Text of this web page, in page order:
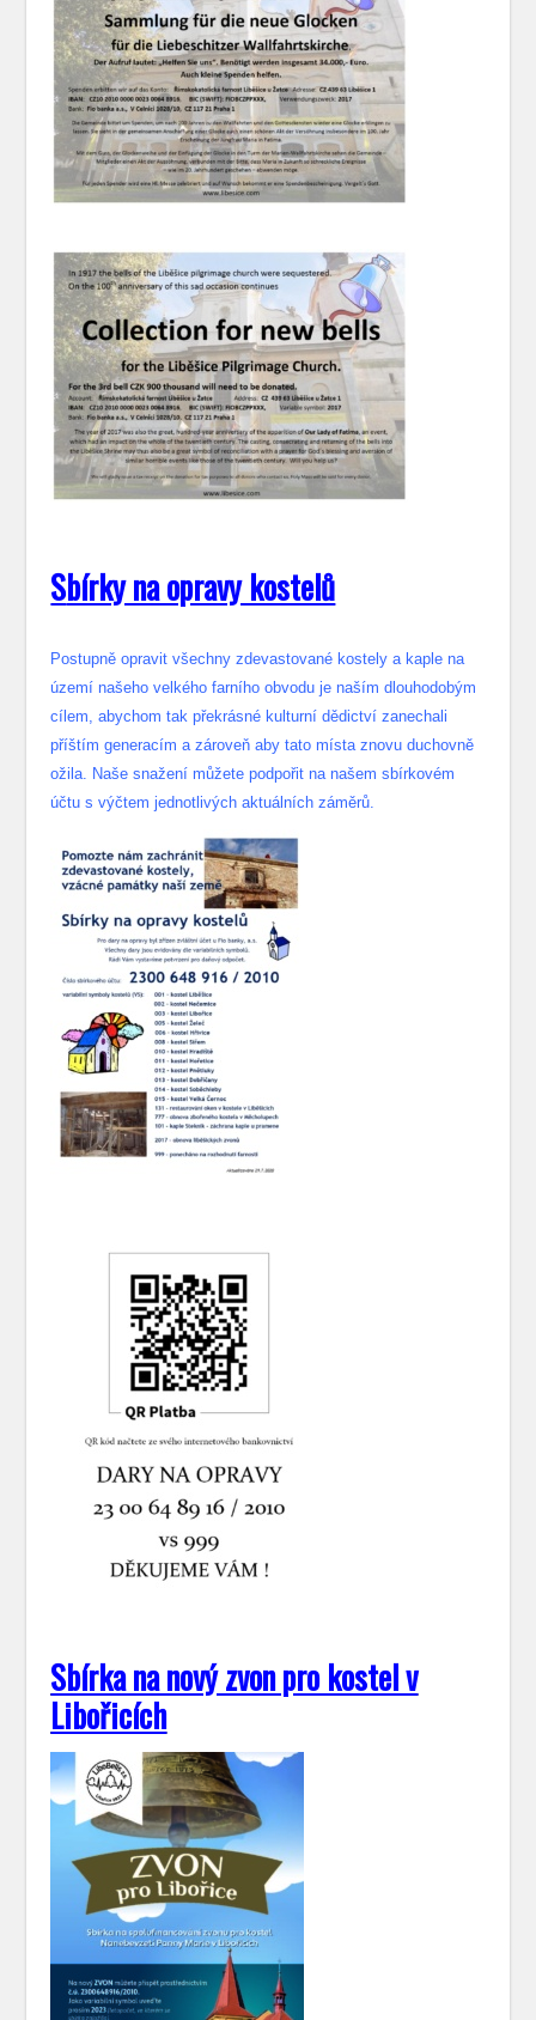
Sbírky na opravy kostelů
Postupně opravit všechny zdevastované kostely a kaple na
území našeho velkého farního obvodu je naším dlouhodobým
cílem, abychom tak překrásné kulturní dědictví zanechali
příštím generacím a zároveň aby tato místa znovu duchovně
ožila. Naše snažení můžete podpořit na našem sbírkovém
účtu s výčtem jednotlivých aktuálních záměrů.
Sbírka na nový zvon pro kostel v
Libořicích